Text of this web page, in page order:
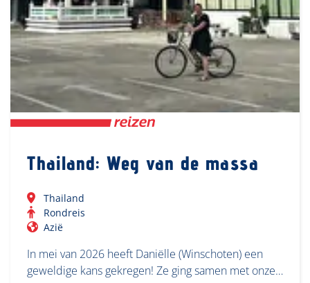
Thailand: Weg van de massa
Thailand
Rondreis
Azië
In mei van 2026 heeft Daniëlle (Winschoten) een
geweldige kans gekregen! Ze ging samen met onze…